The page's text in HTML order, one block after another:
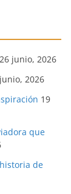
26 junio, 2026
2026
19
que
de